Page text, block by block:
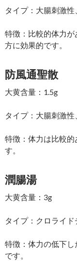
タイプ：大腸刺激性
特徴：比較的体力
方に効果的です。
防風通聖散
大黄含量：1.5g
タイプ：大腸刺激性
特徴：体力は比較
す。
潤腸湯
大黄含量：3g
タイプ：クロライ
特徴：体力の低下
です。